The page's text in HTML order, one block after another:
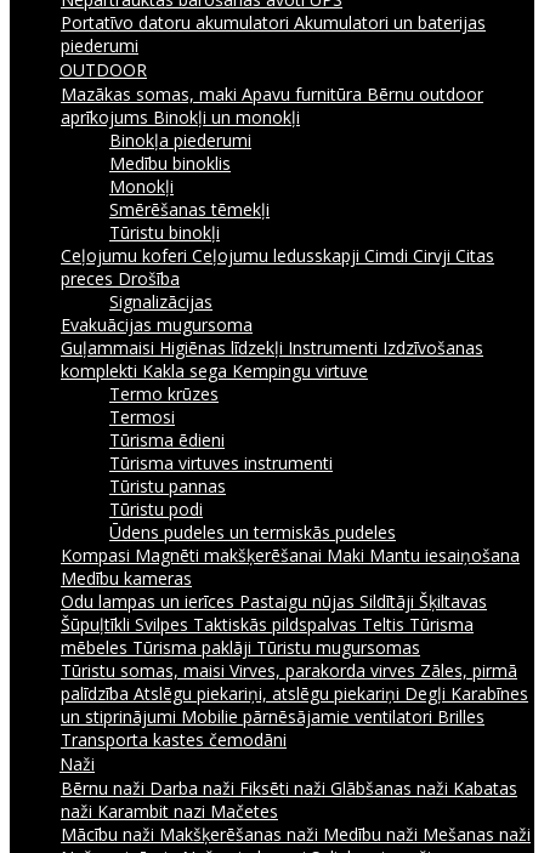
Portatīvo datoru akumulatori Akumulatori un baterijas
piederumi
OUTDOOR
Mazākas somas, maki Apavu furnitūra Bērnu outdoor
aprīkojums Binokļi un monokļi
Binokļa piederumi
Medību binoklis
Monokļi
Smērēšanas tēmekļi
Tūristu binokļi
Ceļojumu koferi Ceļojumu ledusskapji Cimdi Cirvji Citas
preces Drošība
Signalizācijas
Evakuācijas mugursoma
Guļammaisi Higiēnas līdzekļi Instrumenti Izdzīvošanas
komplekti Kakla sega Kempingu virtuve
Termo krūzes
Termosi
Tūrisma ēdieni
Tūrisma virtuves instrumenti
Tūristu pannas
Tūristu podi
Ūdens pudeles un termiskās pudeles
Kompasi Magnēti makšķerēšanai Maki Mantu iesaiņošana
Medību kameras
Odu lampas un ierīces Pastaigu nūjas Sildītāji Šķiltavas
Šūpuļtīkli Svilpes Taktiskās pildspalvas Teltis Tūrisma
mēbeles Tūrisma paklāji Tūristu mugursomas
Tūristu somas, maisi Virves, parakorda virves Zāles, pirmā
palīdzība Atslēgu piekariņi, atslēgu piekariņi Degļi Karabīnes
un stiprinājumi Mobilie pārnēsājamie ventilatori Brilles
Transporta kastes čemodāni
Naži
Bērnu naži Darba naži Fiksēti naži Glābšanas naži Kabatas
naži Karambit nazi Mačetes
Mācību naži Makšķerēšanas naži Medību naži Mešanas naži